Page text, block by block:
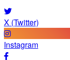
X (Twitter)
Instagram